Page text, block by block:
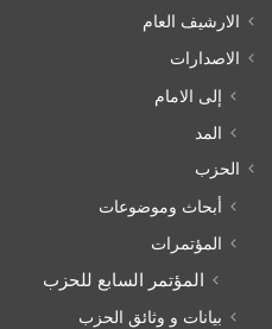
الارشيف العام
الاصدارات
إلى الامام
المد
الحزب
أبحاث وموضوعات
المؤتمرات
المؤتمر السابع للحزب
بيانات و وثائق الحزب